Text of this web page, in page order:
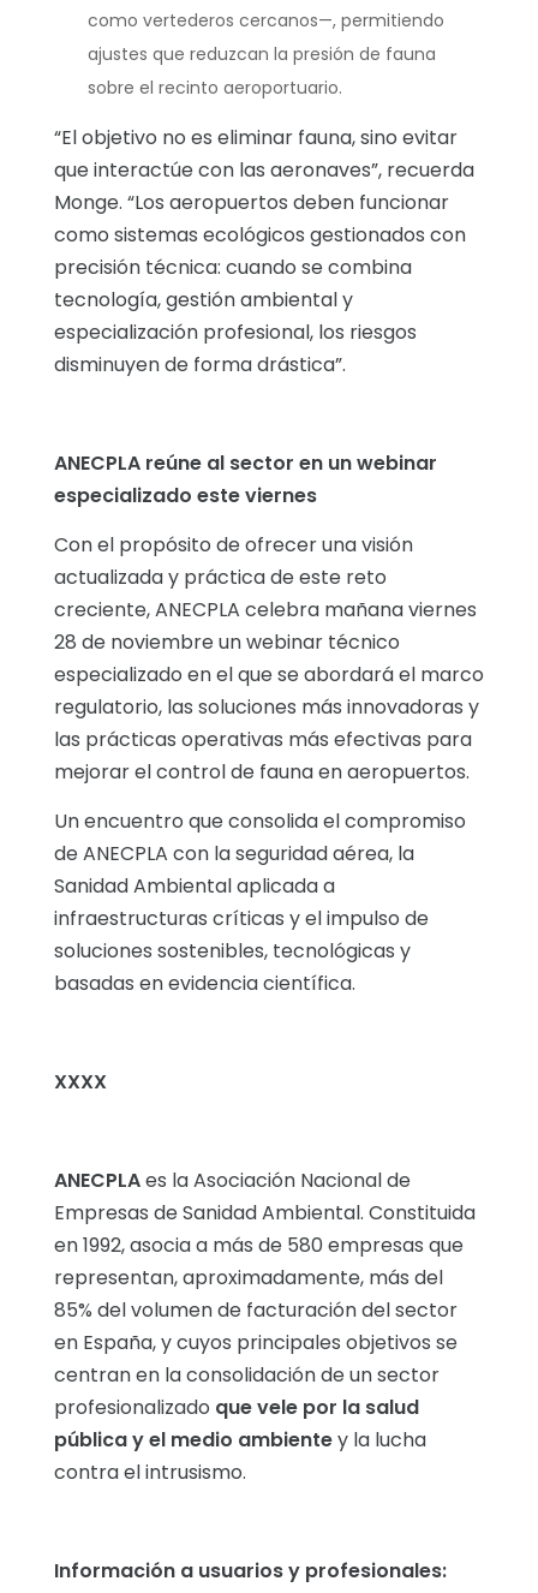
como vertederos cercanos—, permitiendo
ajustes que reduzcan la presión de fauna
sobre el recinto aeroportuario.
“El objetivo no es eliminar fauna, sino evitar
que interactúe con las aeronaves”, recuerda
Monge. “Los aeropuertos deben funcionar
como sistemas ecológicos gestionados con
precisión técnica: cuando se combina
tecnología, gestión ambiental y
especialización profesional, los riesgos
disminuyen de forma drástica”.
ANECPLA reúne al sector en un webinar
especializado este viernes
Con el propósito de ofrecer una visión
actualizada y práctica de este reto
creciente, ANECPLA celebra mañana viernes
28 de noviembre un webinar técnico
especializado en el que se abordará el marco
regulatorio, las soluciones más innovadoras y
las prácticas operativas más efectivas para
mejorar el control de fauna en aeropuertos.
Un encuentro que consolida el compromiso
de ANECPLA con la seguridad aérea, la
Sanidad Ambiental aplicada a
infraestructuras críticas y el impulso de
soluciones sostenibles, tecnológicas y
basadas en evidencia científica.
XXXX
ANECPLAes la Asociación Nacional de
Empresas de Sanidad Ambiental. Constituida
en 1992, asocia a más de 580 empresas que
representan, aproximadamente, más del
85% del volumen de facturación del sector
en España, y cuyos principales objetivos se
centran en la consolidación de un sector
profesionalizado que vele por la salud
pública y el medio ambientey la lucha
contra el intrusismo.
Información a usuarios y profesionales: